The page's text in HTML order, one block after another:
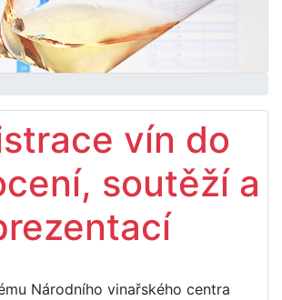
vín do
soutěží a
Národního vinařského centra